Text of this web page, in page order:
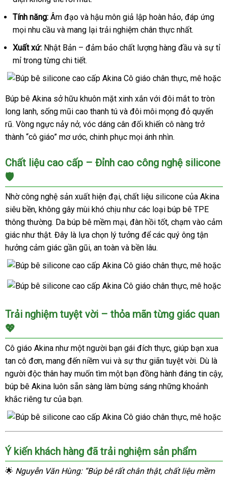
Tính năng: Âm đạo và hậu môn giả lập hoàn hảo, đáp ứng
mọi nhu cầu và mang lại trải nghiệm chân thực nhất.
Xuất xứ: Nhật Bản – đảm bảo chất lượng hàng đầu và sự tỉ
mỉ trong từng chi tiết.
Búp
bê
silicone
cao
Akina
Cô
giáo
chân
thực,
mê
hoặc
Búp bê Akina sở hữu khuôn mặt xinh xắn với đôi mắt to tròn
long lanh, sống mũi cao thanh tú và đôi môi mọng đỏ quyến
rũ. Vòng ngực nảy nở, vóc dáng cân đối khiến cô nàng trở
thành “cô giáo” mơ ước, chinh phục mọi ánh nhìn.
Chất liệu cao cấp – Đỉnh cao công nghệ silicone
🛡️
Nhờ công nghệ sản xuất hiện đại, chất liệu silicone của Akina
siêu bền, không gây mùi khó chịu như các loại búp bê TPE
thông thường. Da búp bê mềm mại, đàn hồi tốt, chạm vào cảm
giác như thật. Đây là lựa chọn lý tưởng để các quý ông tận
hưởng cảm giác gần gũi, an toàn và bền lâu.
Búp
silicone
cao
cấp
Akina
Cô
giáo
chân
thực,
mê
hoặc
Búp
bê
silicone
cao
cấp
Akina
Cô
giáo
chân
thực,
mê
hoặc
Trải nghiệm tuyệt vời – thỏa mãn từng giác quan
💖
Cô giáo Akina như một người bạn gái đích thực, giúp bạn xua
tan cô đơn, mang đến niềm vui và sự thư giãn tuyệt vời. Dù là
người độc thân hay muốn tìm một bạn đồng hành đáng tin cậy,
búp bê Akina luôn sẵn sàng làm bừng sáng những khoảnh
khắc riêng tư của bạn.
bê
silicone
cao
Ý kiến khách hàng đã trải nghiệm sản phẩm
🌟 Nguyễn Văn Hùng: “Búp bê rất chân thật, chất liệu mềm